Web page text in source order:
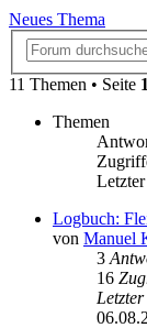
Neues Thema
11 Themen • Seite 1
Themen
Logbuch:
von Manuel
3
16